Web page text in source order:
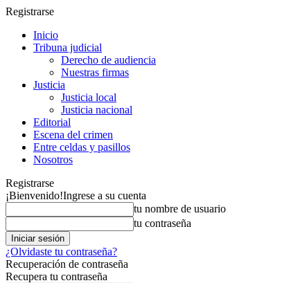
Registrarse
Inicio
Tribuna judicial
Derecho de audiencia
Nuestras firmas
Justicia
Justicia local
Justicia nacional
Editorial
Escena del crimen
Entre celdas y pasillos
Nosotros
Registrarse
¡Bienvenido!Ingrese a su cuenta
tu nombre de usuario
tu contraseña
¿Olvidaste tu contraseña?
Recuperación de contraseña
Recupera tu contraseña